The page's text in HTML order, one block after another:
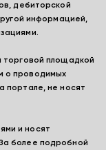
дебиторской
информацией,
торговой площадкой
о проводимых
портале, не носят
и носят
более подробной